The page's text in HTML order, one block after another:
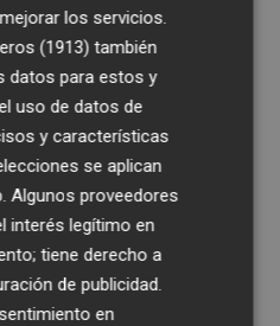
demanda de
debido al cambio
la estancia de
orientar y
que se
para la
los mecanismos
AFA.
los servicios.
(1913) también
datos para estos y
uso de datos de
y características
se aplican
Algunos proveedores
interés legítimo en
tiene derecho a
de publicidad
en